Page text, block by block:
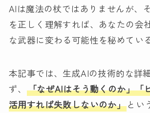
AIは魔法の杖ではありませんが、
を正しく理解すれば、あなたの会
な武器に変わる可能性を秘めてい
本記事では、生成AIの技術的な詳
ず、 「なぜAIはそう動くのか」「
活用すれば失敗しないのか」 とい